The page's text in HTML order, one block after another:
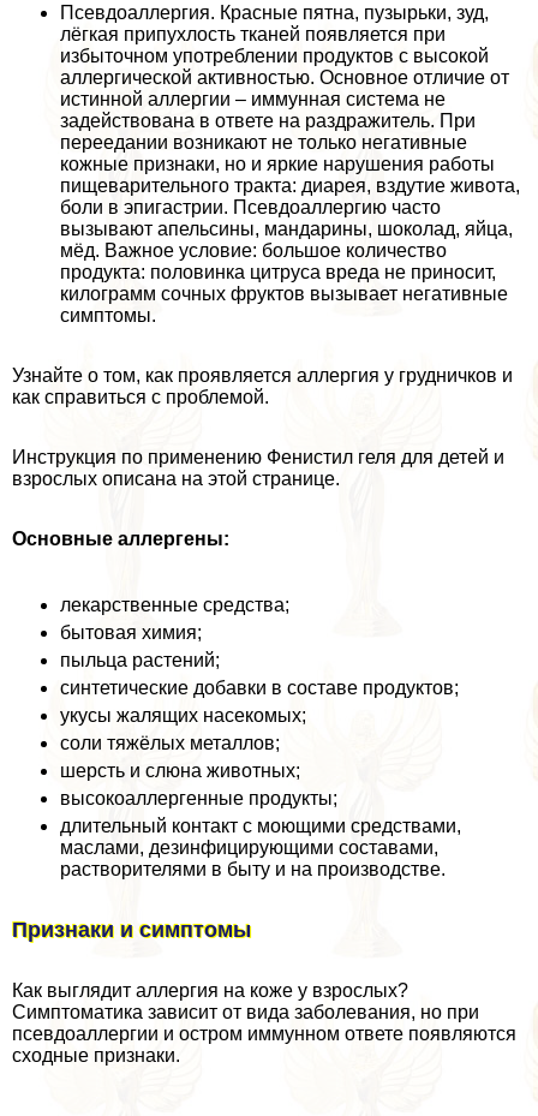
Псевдоаллергия. Красные пятна, пузырьки, зуд,
лёгкая припухлость тканей появляется при
избыточном употрeблении продуктов с высокой
аллергической активностью. Основное отличие от
истинной аллергии – иммунная система не
задействована в ответе на раздражитель. При
переедании возникают не только негативные
кожные признаки, но и яркие нарушения работы
пищеварительного тpaкта: диарея, вздутие живота,
боли в эпигастрии. Псевдоаллергию часто
вызывают апельсины, мaндарины, шоколад, яйца,
мёд. Важное условие: большое количество
продукта: половинка цитруса вреда не приносит,
килограмм сочных фруктов вызывает негативные
симптомы.
Узнайте о том, как проявляется аллергия у грудничков и
как справиться с проблемой.
Инструкция по применению Фенистил геля для детей и
взрослых описана на этой странице.
Основные аллергены:
лекарственные средства;
бытовая химия;
пыльца растений;
синтетические добавки в составе продуктов;
укусы жалящих насекомых;
соли тяжёлых металлов;
шерсть и слюна животных;
высокоаллергенные продукты;
длительный контакт с моющими средствами,
маслами, дезинфицирующими составами,
растворителями в быту и на производстве.
Признаки и симптомы
Как выглядит аллергия на коже у взрослых?
Симптоматика зависит от вида заболевания, но при
псевдоаллергии и остром иммунном ответе появляются
сходные признаки.